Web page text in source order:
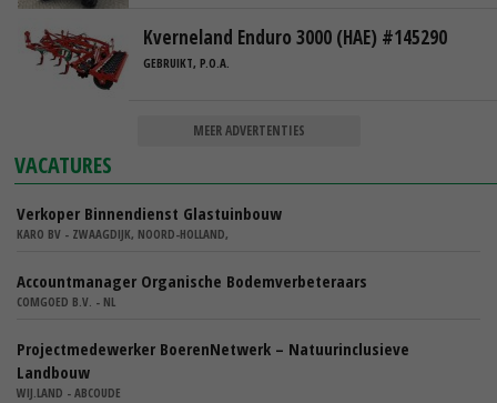
Kverneland Enduro 3000 (HAE) #145290
GEBRUIKT, P.O.A.
MEER ADVERTENTIES
VACATURES
Verkoper Binnendienst Glastuinbouw
KARO BV - ZWAAGDIJK, NOORD-HOLLAND,
Accountmanager Organische Bodemverbeteraars
COMGOED B.V. - NL
Projectmedewerker BoerenNetwerk – Natuurinclusieve
Landbouw
WIJ.LAND - ABCOUDE